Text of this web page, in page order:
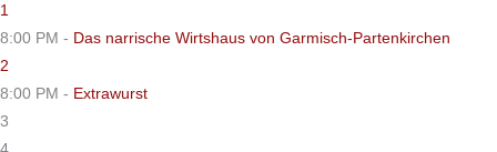
1
8:00 PM - Das narrische Wirtshaus von Garmisch-Partenkirchen
2
8:00 PM - Extrawurst
3